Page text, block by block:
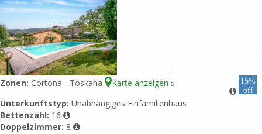
Zonen: Cortona - Toskana Karte anzeigen 5
15%
off
Unterkunftstyp: Unabhängiges Einfamilienhaus
Bettenzahl: 16
Doppelzimmer: 8